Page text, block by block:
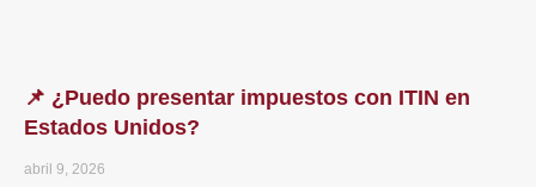
📌 ¿Puedo presentar impuestos con ITIN en
Estados Unidos?
abril 9, 2026